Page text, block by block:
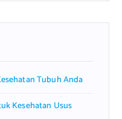
Tubuh Anda
Kesehatan Usus